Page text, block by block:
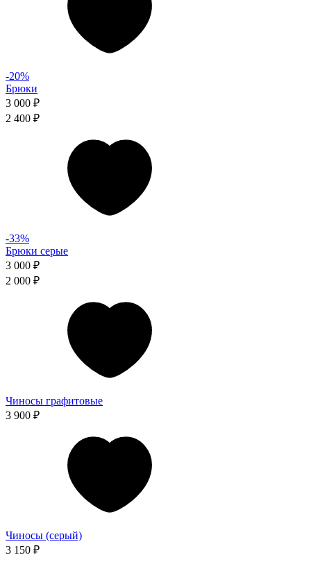
-20%
Брюки
3 000 ₽
2 400 ₽
-33%
Брюки серые
3 000 ₽
2 000 ₽
Чиносы графитовые
3 900 ₽
Чиносы (серый)
3 150 ₽